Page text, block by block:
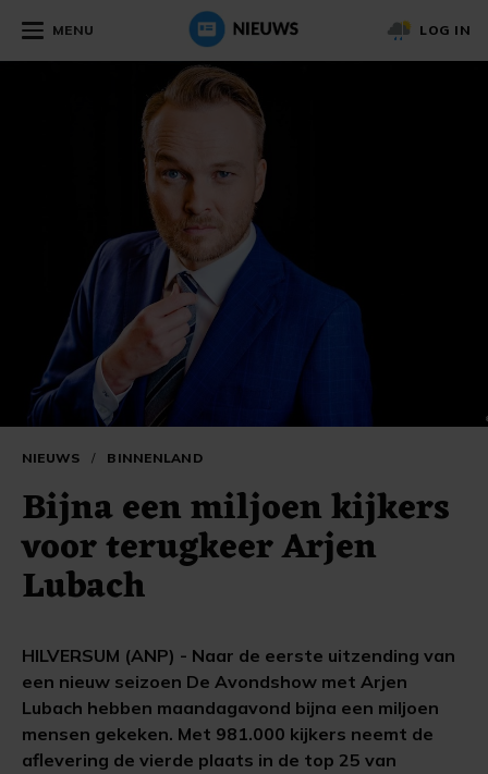
MENU LOG IN
NIEUWS / BINNENLAND
Bijna een miljoen kijkers
voor terugkeer Arjen
Lubach
HILVERSUM (ANP) - Naar de eerste uitzending van
een nieuw seizoen De Avondshow met Arjen
Lubach hebben maandagavond bijna een miljoen
mensen gekeken. Met 981.000 kijkers neemt de
aflevering de vierde plaats in de top 25 van